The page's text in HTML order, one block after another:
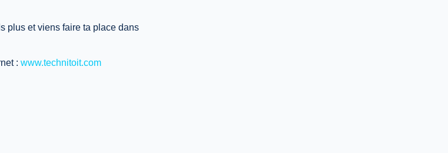
plus et viens faire ta place dans
: www.technitoit.com